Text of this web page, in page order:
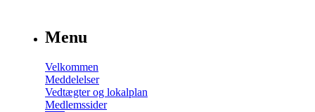
Menu
Velkommen
Meddelelser
Vedtægter og lokalplan
Medlemssider